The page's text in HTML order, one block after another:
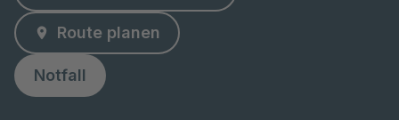
Route planen
Notfall